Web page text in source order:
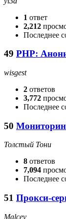
1 ответ
2,212
Последнее
49 PHP:
wisgest
2 ответов
3,772
Последнее
50
Толстый Тони
8 ответов
7,094
Последнее
51 Прокси-
Malcev